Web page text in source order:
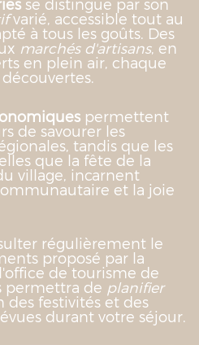
se distingue par son
varié, accessible tout au
à tous les goûts. Des
marchés d'artisans, en
en plein air, chaque
permettent
de savourer les
tandis que les
que la fête de la
village, incarnent
et la joie
régulièrement le
proposé par la
de tourisme de
permettra de planifier
festivités et des
durant votre séjour.